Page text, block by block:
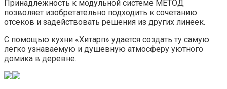
Принадлежность к модульной системе МЕТОД
позволяет изобретательно подходить к сочетанию
отсеков и задействовать решения из других линеек.
С помощью кухни «Хитарп» удается создать ту самую
легко узнаваемую и душевную атмосферу уютного
домика в деревне.